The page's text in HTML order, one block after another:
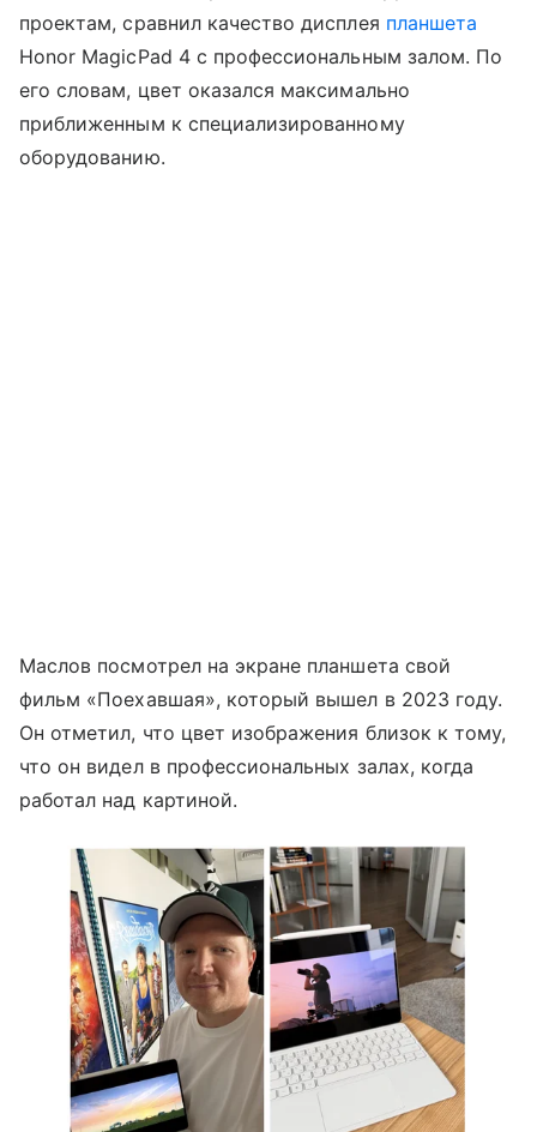
проектам, сравнил качество дисплея планшета
Honor MagicPad 4 с профессиональным залом. По
его словам, цвет оказался максимально
приближенным к специализированному
оборудованию.
Маслов посмотрел на экране планшета свой
фильм «Поехавшая», который вышел в 2023 году.
Он отметил, что цвет изображения близок к тому,
что он видел в профессиональных залах, когда
работал над картиной.